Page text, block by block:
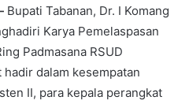
Bupati Tabanan, Dr. I Komang
Karya Pemelaspasan
Padmasana RSUD
hadir dalam kesempatan
II, para kepala perangkat